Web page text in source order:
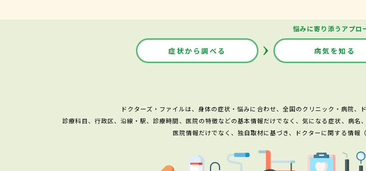
悩みに寄り添うアプロ
症状から調べる 病気を知る
ドクターズ・ファイルは、身体の症状・悩みに合わせ、全国のクリニック・病院、
診療科目、行政区、沿線・駅、診療時間、医院の特徴などの基本情報だけでなく、気になる症状、病名
医院情報だけでなく、独自取材に基づき、ドクターに関する情報